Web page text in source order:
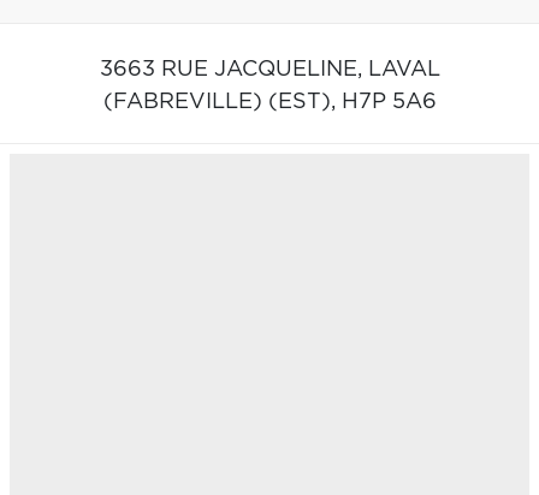
3663 RUE JACQUELINE, LAVAL
(FABREVILLE) (EST), H7P 5A6